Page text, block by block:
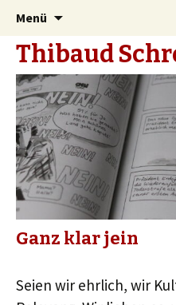
Menü
Inhalt
springen
Thibaud
Ganz klar jein
Seien wir ehrlich, wir